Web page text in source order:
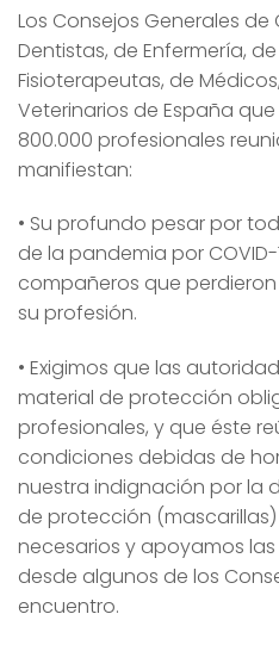
Los Consejos Generales
Dentistas, de Enfermería,
Fisioterapeutas, de
Veterinarios de España
800.000 profesionales
manifiestan:
• Su profundo pesar por
de la pandemia por
compañeros que
su profesión.
• Exigimos que las
material de protección
profesionales, y que éste
condiciones debidas de
nuestra indignación por la
de protección (mascarillas)
necesarios y apoyamos
desde algunos de los
encuentro.